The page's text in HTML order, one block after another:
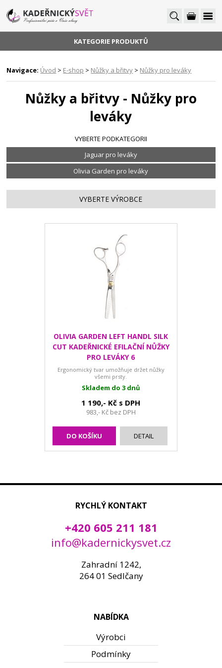
KATEGORIE PRODUKTŮ
Navigace: Úvod > E-shop > Nůžky a břitvy > Nůžky pro leváky
Nůžky a břitvy - Nůžky pro
leváky
VYBERTE PODKATEGORII
Jaguar pro leváky
Olivia Garden pro leváky
VYBERTE VÝROBCE
OLIVIA GARDEN LEFT HANDL SILK
CUT KADEŘNICKÉ EFILAČNÍ NŮŽKY
PRO LEVÁKY 6
Ergonomický tvar umožňuje držet nůžky
všemi prsty.
Skladem do 3 dnů
1 190,- Kč s DPH
983,- Kč bez DPH
DO KOŠÍKU DETAIL
RYCHLÝ KONTAKT
+420 605 211 181
info@kadernickysvet.cz
Zahradní 1242,
264 01 Sedlčany
NABÍDKA
Výrobci
Podmínky